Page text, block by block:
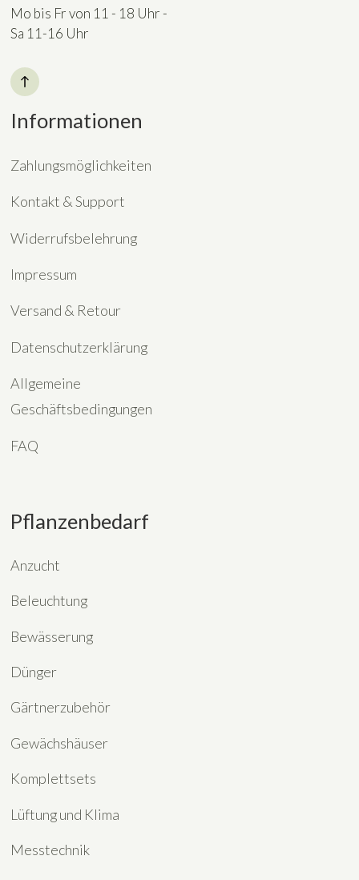
Mo bis Fr von 11 - 18 Uhr -
Sa 11-16 Uhr
Informationen
Zahlungsmöglichkeiten
Kontakt & Support
Widerrufsbelehrung
Impressum
Versand & Retour
Datenschutzerklärung
Allgemeine
Geschäftsbedingungen
FAQ
Pflanzenbedarf
Anzucht
Beleuchtung
Bewässerung
Dünger
Gärtnerzubehör
Gewächshäuser
Komplettsets
Lüftung und Klima
Messtechnik